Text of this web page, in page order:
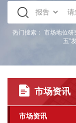
热门搜索： 市场地位研
五”
市场资讯
市场资讯